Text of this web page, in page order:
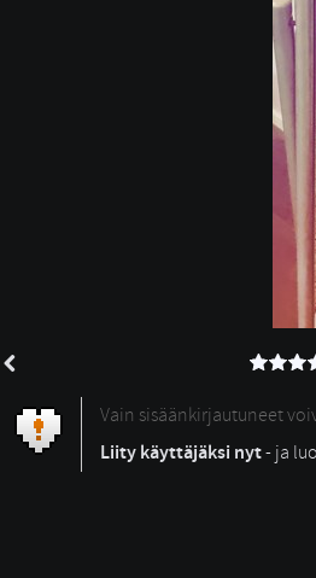
Vain sisäänkirjautuneet
Liity käyttäjäksi nyt- ja